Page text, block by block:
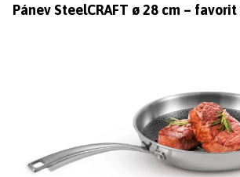
Pánev SteelCRAFT ø 28 cm –